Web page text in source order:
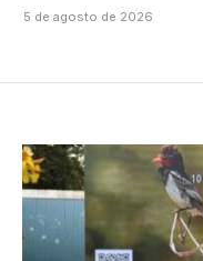
5 de agosto de 2026